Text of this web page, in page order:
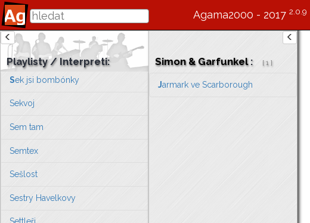
Agama2000 - 2017 2.0.9
Playlisty / Interpreti:
Scott McKenzie
SDM
Šedifka
Sek jsi bombónky
Sekvoj
Sem tam
Semtex
Sešlost
Sestry Havelkovy
Simon & Garfunkel : [ 1 ]
Jarmark ve Scarborough